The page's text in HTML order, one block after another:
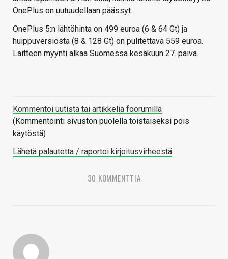
OnePlus on uutuudellaan päässyt.
OnePlus 5:n lähtöhinta on 499 euroa (6 & 64 Gt) ja
huippuversiosta (8 & 128 Gt) on pulitettava 559 euroa.
Laitteen myynti alkaa Suomessa kesäkuun 27. päivä.
Kommentoi uutista tai artikkelia foorumilla
(Kommentointi sivuston puolella toistaiseksi pois
käytöstä)
Lähetä palautetta / raportoi kirjoitusvirheestä
30 KOMMENTTIA